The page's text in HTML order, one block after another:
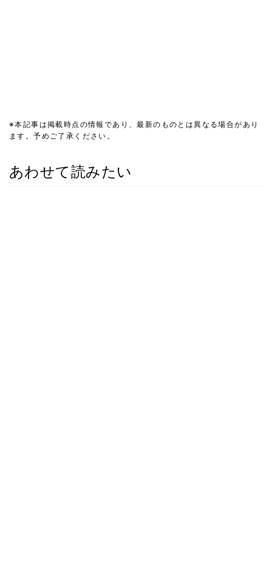
※本記事は掲載時点の情報であり、最新のものとは異なる場合があり
ます。予めご了承ください。
あわせて読みたい